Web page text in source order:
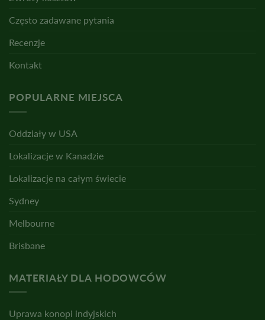
Często zadawane pytania
Recenzje
Kontakt
POPULARNE MIEJSCA
Oddziały w USA
Lokalizacje w Kanadzie
Lokalizacje na całym świecie
Sydney
Melbourne
Brisbane
MATERIAŁY DLA HODOWCÓW
Uprawa konopi indyjskich